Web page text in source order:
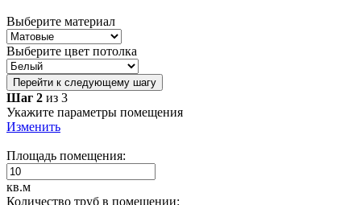
Выберите материал
Выберите цвет потолка
Перейти к следующему шагу
Шаг 2 из 3
Укажите параметры помещения
Изменить
Площадь помещения:
кв.м
Количество труб в помещении: